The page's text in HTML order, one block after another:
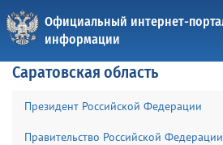
Официальный интернет-
информации
Саратовская область
Президент Российской Федерации
Правительство Российской Федерации